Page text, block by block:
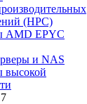
(HPC)
AMD EPYC
и NAS
высокой